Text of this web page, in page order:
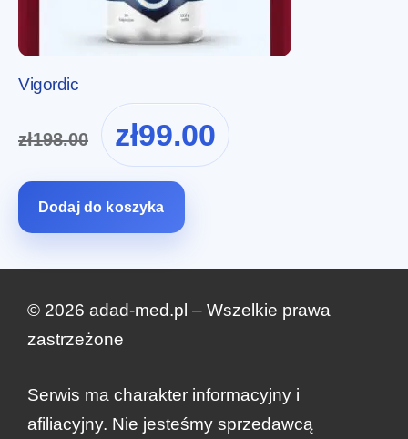
Vigordic
zł198.00
Pierwotna
cena
wynosiła:
zł99.00
cena
Dodaj do koszyka
© 2026 adad-med.pl – Wszelkie prawa
zastrzeżone
Serwis ma charakter informacyjny i
afiliacyjny. Nie jesteśmy sprzedawcą
zł
317.00
Pierwotna
cena
zł149.00Aktualna
cena
Zamów teraz